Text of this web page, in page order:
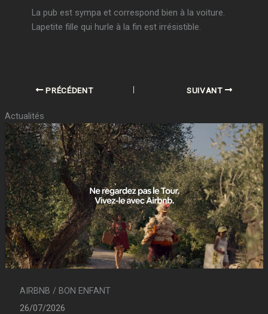
La pub est sympa et correspond bien à la voiture.
Lapetite fille qui hurle à la fin est irrésistible.
PRÉCÉDENT SUIVANT
Actualités
AIRBNB / BON ENFANT
26/07/2026